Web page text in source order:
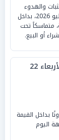
والهدوء
أمام «الجنيه المصري»، اليوم الأحد 26 يوليو 2026، بداخل
متماسكاً تحت
سعر الخضراوات والفاكهة اليوم الأربعاء 22
بداخل القيمة
اليوم